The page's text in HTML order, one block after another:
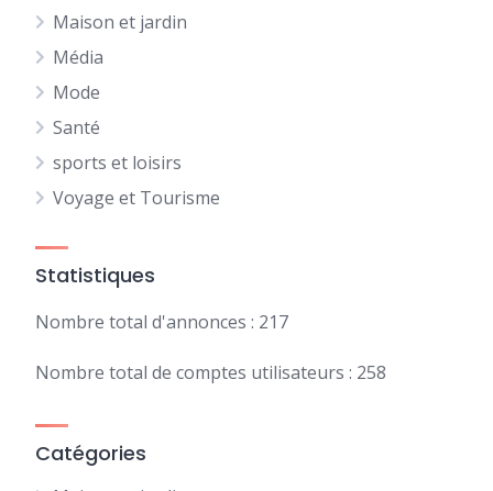
Maison et jardin
Média
Mode
Santé
sports et loisirs
Voyage et Tourisme
Statistiques
Nombre total d'annonces : 217
Nombre total de comptes utilisateurs : 258
Catégories